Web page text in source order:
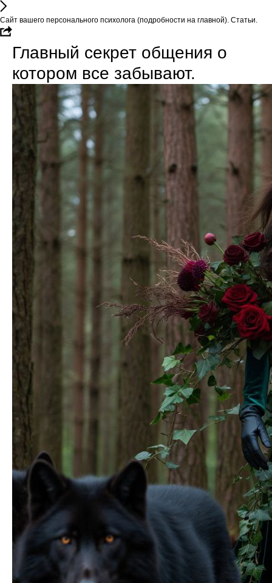
Сайт вашего персонального психолога (подробности на главной). Статьи.
Главный секрет общения о
котором все забывают.